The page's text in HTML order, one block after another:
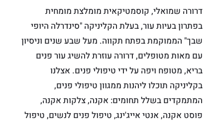
דרורה שמואלי, קוסמטיקאית מומלצת מומחית
בפתרון בעיות עור, בעלת הקליניקה "סינדרלה היופי
שבך" הממוקמת בפתח תקווה. מעל שבע שנים וניסיון
עם מאות מטופלים, דרורה עוזרת להשיג עור פנים
בריא, מטופח ויפה על ידי טיפולי פנים. אצלנו
בקליניקה תוכלו ליהנות ממגוון טיפולי פנים,
המתמקדים בשלל תחומים: אקנה, צלקות אקנה,
פוסט אקנה, אנטי אייג'ינג, טיפול פנים לנשים, טיפול